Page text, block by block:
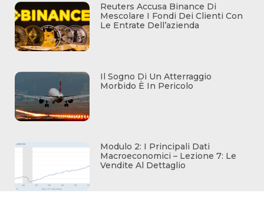
Reuters Accusa Binance Di
Mescolare I Fondi Dei Clienti Con
Le Entrate Dell’azienda
Il Sogno Di Un Atterraggio
Morbido È In Pericolo
Modulo 2: I Principali Dati
Macroeconomici – Lezione 7: Le
Vendite Al Dettaglio